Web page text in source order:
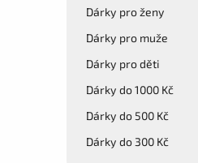
Dárky pro ženy
Dárky pro muže
Dárky pro děti
Dárky do 1000 Kč
Dárky do 500 Kč
Dárky do 300 Kč